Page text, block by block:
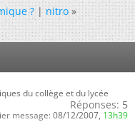
?|nitro »
du collège et du lycée
Réponses: 5
message: 08/12/2007, 13h39